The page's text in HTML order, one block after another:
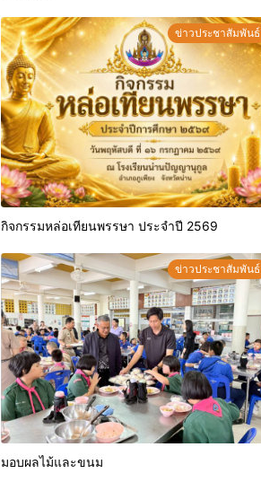
ข่าวประชาสัมพันธ์
กิจกรรมหล่อเทียนพรรษา ประจำปี 2569
ข่าวประชาสัมพันธ์
มอบผลไม้และขนม